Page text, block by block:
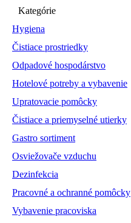
Kategórie
Hygiena
Čistiace prostriedky
Odpadové hospodárstvo
Hotelové potreby a vybavenie
Upratovacie pomôcky
Čistiace a priemyselné utierky
Gastro sortiment
Osviežovače vzduchu
Dezinfekcia
Pracovné a ochranné pomôcky
Vybavenie pracoviska